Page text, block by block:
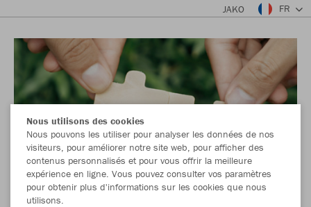
JAKO FR
Nous utilisons des cookies
Nous pouvons les utiliser pour analyser les données de nos
visiteurs, pour améliorer notre site web, pour afficher des
contenus personnalisés et pour vous offrir la meilleure
expérience en ligne. Vous pouvez consulter vos paramètres
pour obtenir plus d'informations sur les cookies que nous
utilisons.